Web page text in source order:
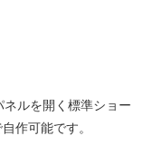
ルを開く標準ショー
作可能です。